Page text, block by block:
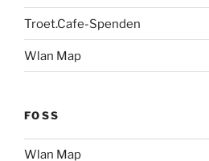
Troet.Cafe-Spenden
Wlan Map
FOSS
Wlan Map